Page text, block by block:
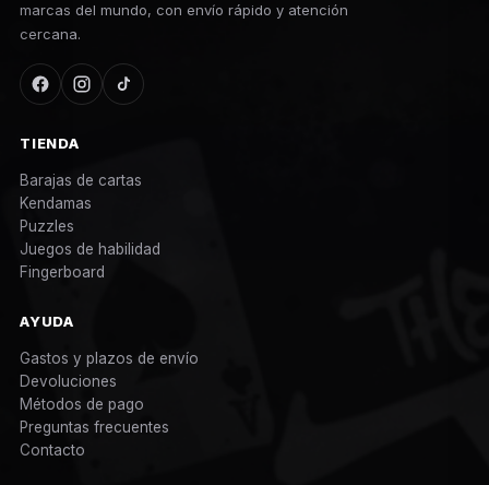
marcas del mundo, con envío rápido y atención
cercana.
TIENDA
Barajas de cartas
Kendamas
Puzzles
Juegos de habilidad
Fingerboard
AYUDA
Gastos y plazos de envío
Devoluciones
Métodos de pago
Preguntas frecuentes
Contacto